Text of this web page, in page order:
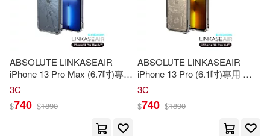
Robert(47)
Sports Notebooks and Journals(4
Crafted Flag(46)
全國衛生專業技術資格考試專家委
員會(46)
北京體育大學出版社(276)
武漢理工大學出版社(268)
ABSOLUTE LINKASEAIR
iPhone 13 Pro Max (6.7吋)專用
電子蝕刻技術防摔抗變色抗菌
Max專用
3C
$740 $1890
ABSOLUTE LINKASEAIR
iPhone 13 Pro (6.1吋)專用 電
子蝕刻技術防摔抗變色抗菌大
用
3C
$740 $1890